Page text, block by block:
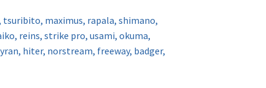
maximus, rapala, shimano,
reins, strike pro, usami, okuma,
hiter, norstream, freeway, badger,